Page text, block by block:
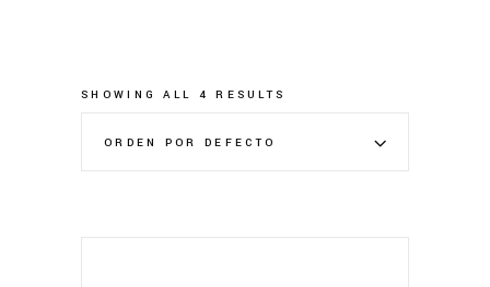
SHOWING ALL 4 RESULTS
ORDEN POR DEFECTO